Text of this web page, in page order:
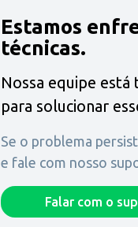
Estamos
técnicas.
Nossa equipe está
para solucionar
Se o problema
e fale com nosso
Falar com o